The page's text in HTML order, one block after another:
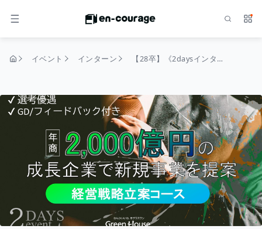
メニュー サ
イベント インターン ​【28卒】《2daysインターン》経営戦略立案コース｜年商2,000億円超の成長企業で戦略の企画・提案に挑戦！── #食#GD#グループディスカッション#経営幹部候補育成ル#早期選考あり#就職人気ランキング業界１位